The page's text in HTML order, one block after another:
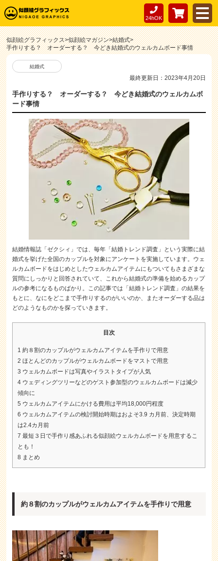
24hOK
似顔絵グラフィックス>似顔絵マガジン>結婚式>
手作りする？ オーダーする？ 今どき結婚式のウェルカムボード事情
結婚式
最終更新日：2023年4月20日
手作りする？ オーダーする？ 今どき結婚式のウェルカムボ
ード事情
結婚情報誌「ゼクシィ」では、毎年「結婚トレンド調査」という実際に結
婚式を挙げた全国のカップルを対象にアンケートを実施しています。ウェ
ルカムボードをはじめとしたウェルカムアイテムにもついてもさまざまな
質問にしっかりと回答されていて、これから結婚式の準備を始めるカップ
ルの参考になるものばかり。この記事では「結婚トレンド調査」の結果を
もとに、なにをどこまで手作りするのがいいのか、またオーダーする品は
どのようなものかを探っていきます。
目次
1 約８割のカップルがウェルカムアイテムを手作りで用意
2 ほとんどのカップルがウェルカムボードをマストで用意
3 ウェルカムボードは写真やイラストタイプが人気
4 ウェディングツリーなどのゲスト参加型のウェルカムボードは減少
傾向に
5 ウェルカムアイテムにかける費用は平均18,000円程度
6 ウェルカムアイテムの検討開始時期はおよそ3.9 カ月前、決定時期
は2.4カ月前
7 最短３日で手作り感あふれる似顔絵ウェルカムボードを用意するこ
とも！
8 まとめ
約８割のカップルがウェルカムアイテムを手作りで用意